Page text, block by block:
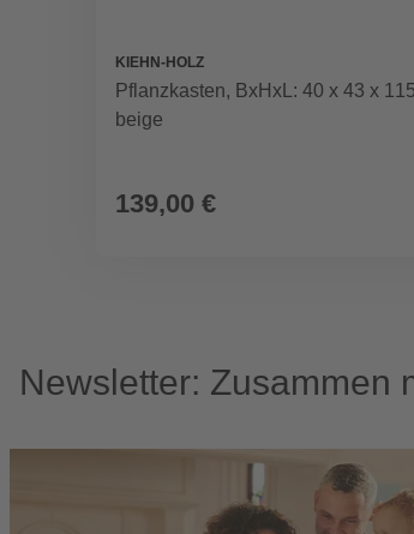
KIEHN-HOLZ
Pflanzkasten, BxHxL: 40 x 43 x
beige
139,00 €
Newsletter: Zusammen